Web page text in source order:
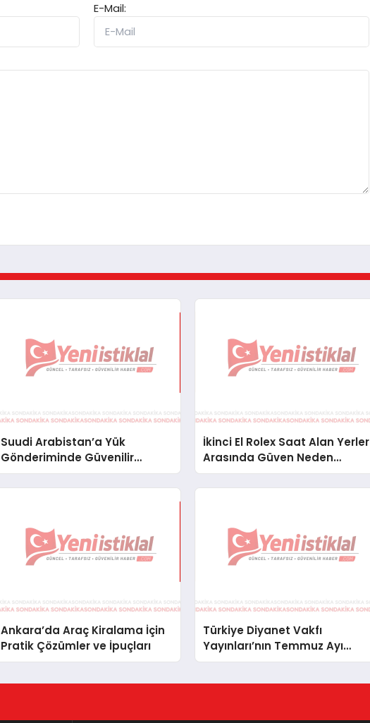
E-Mail:
Suudi Arabistan’a Yük
Gönderiminde Güvenilir
Lojistik ve Nakliye Çözümleri
İkinci El Rolex Saat Alan Yerler
Arasında Güven Neden
Önemlidir?
Ankara’da Araç Kiralama İçin
Pratik Çözümler ve İpuçları
Türkiye Diyanet Vakfı
Yayınları’nın Temmuz Ayı
Fırsat Köşesinde Bülent Ata